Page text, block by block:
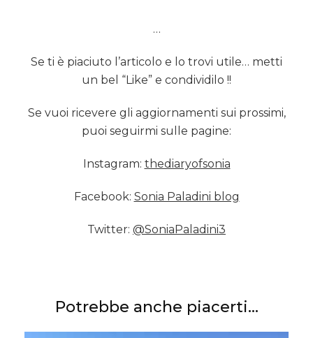
…
Se ti è piaciuto l’articolo e lo trovi utile… metti
un bel “Like” e condividilo !!
Se vuoi ricevere gli aggiornamenti sui prossimi,
puoi seguirmi sulle pagine:
Instagram: thediaryofsonia
Facebook: Sonia Paladini blog
Twitter: @SoniaPaladini3
Potrebbe anche piacerti...